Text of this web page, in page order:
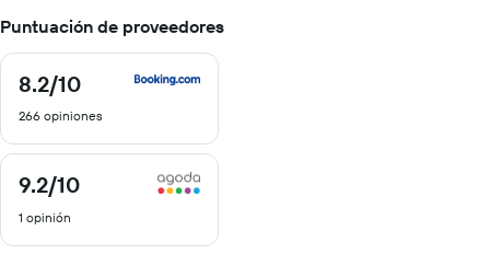
Puntuación de proveedores
8.2/10
8.2
10
266 opiniones
9.2/10
9.2
10
1 opinión